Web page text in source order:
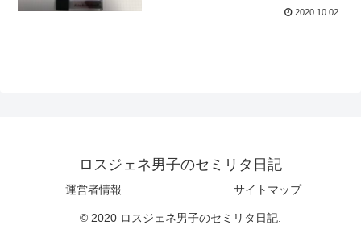
2020.10.02
ロスジェネ男子のセミリタ日記
運営者情報 サイトマップ
© 2020 ロスジェネ男子のセミリタ日記.